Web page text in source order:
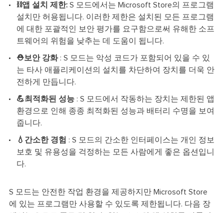
⛓️앱 설치 제한:S 모드에서는 Microsoft Store의 프로그램
설치만 허용됩니다. 이러한 제한은 설치된 모든 프로그램
에 대한 포괄적인 보안 평가를 요구함으로써 유해한 소프
트웨어의 위험을 낮추는 데 도움이 됩니다.
⛑️보안 강화: S 모드는 악성 코드가 포함되어 있을 수 있
는 타사 애플리케이션의 설치를 차단하여 장치를 더욱 안
전하게 만듭니다.
💪최적화된 성능: S 모드에서 작동하는 장치는 제한된 앱
환경으로 인해 종종 최적화된 성능과 배터리 수명을 보여
줍니다.
💧간소한 경험 : S 모드의 간소한 인터페이스는 개인 정보
보호 및 유용성을 걱정하는 모든 사람에게 좋은 옵션입니
다.
S 모드는 안전한 작업 환경을 제공하지만 Microsoft Store
에 있는 프로그램만 사용할 수 있도록 제한됩니다. 다음 장